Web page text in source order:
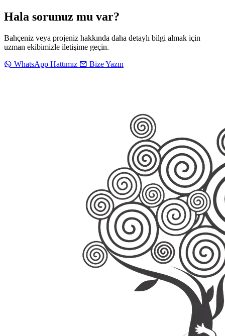
Hala sorunuz mu var?
Bahçeniz veya projeniz hakkında daha detaylı bilgi almak için
uzman ekibimizle iletişime geçin.
WhatsApp Hattımız
Bize Yazın